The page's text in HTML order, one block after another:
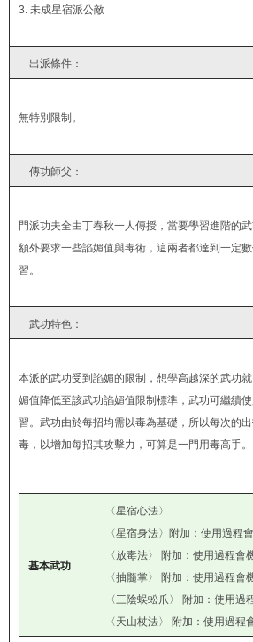
3. 未成星宿派公敵
出派條件：
無特別限制。
傳功師父：
門派功夫全由丁春秋一人傳授，當要學習進階的
額外要求一些諂媚值與毒術，這兩者都達到一定
習。
武功特色：
本派的武功受到諂媚的限制，想學高越深的武功
媚值降低至該武功諂媚值限制標準，武功可繼續
習。武功由於每招均需以毒為基礎，所以每次的
毒，以增加每招其攻擊力，可算是一門用毒高手。
基本武功
〈星宿心法〉
〈星宿身法〉附加：使用過程
〈放毒法〉 附加：使用過程會
〈抽髓掌〉 附加：使用過程
〈三陰蜈蚣爪〉 附加：使用過
〈天山杖法〉 附加：使用過程